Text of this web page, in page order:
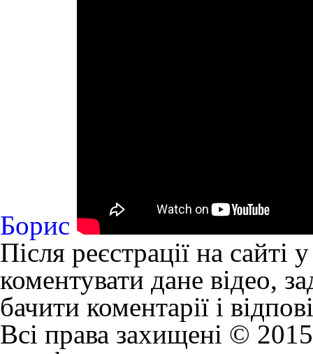
Борис
Після реєстрації на сайті
коментувати дане відео,
бачити коментарії і
Всі права захищені © 2015